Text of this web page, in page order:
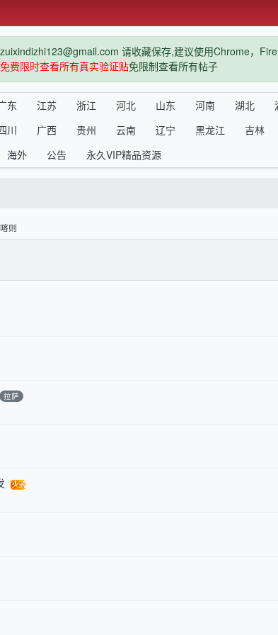
请收藏保存,建议使用Chrome，
费限时查看所有真实验证贴免限制查看所有帖子
东 江苏 浙江 河北 山东 河南 湖北
川 广西 贵州 云南 辽宁 黑龙江 吉林
海外 公告 永久VIP精品资源
则
拉萨